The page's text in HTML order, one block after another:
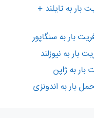
بار به تایلند +
بار به سنگاپور
بار به نیوزلند
بار به ژاپن
بار به اندونزی